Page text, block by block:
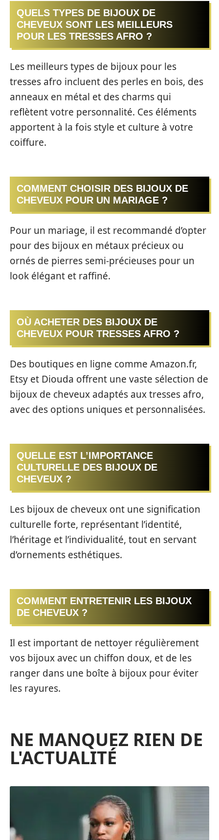
QUELS TYPES DE BIJOUX DE
CHEVEUX SONT LES MEILLEURS
POUR LES TRESSES AFRO ?
Les meilleurs types de bijoux pour les
tresses afro incluent des perles en bois, des
anneaux en métal et des charms qui
reflètent votre personnalité. Ces éléments
apportent à la fois style et culture à votre
coiffure.
COMMENT CHOISIR DES BIJOUX DE
CHEVEUX POUR UN MARIAGE ?
Pour un mariage, il est recommandé d’opter
pour des bijoux en métaux précieux ou
ornés de pierres semi-précieuses pour un
look élégant et raffiné.
OÙ ACHETER DES BIJOUX DE
CHEVEUX POUR TRESSES AFRO ?
Des boutiques en ligne comme Amazon.fr,
Etsy et Diouda offrent une vaste sélection de
bijoux de cheveux adaptés aux tresses afro,
avec des options uniques et personnalisées.
QUELLE EST L’IMPORTANCE
CULTURELLE DES BIJOUX DE
CHEVEUX ?
Les bijoux de cheveux ont une signification
culturelle forte, représentant l’identité,
l’héritage et l’individualité, tout en servant
d’ornements esthétiques.
COMMENT ENTRETENIR LES BIJOUX
DE CHEVEUX ?
Il est important de nettoyer régulièrement
vos bijoux avec un chiffon doux, et de les
ranger dans une boîte à bijoux pour éviter
les rayures.
NE MANQUEZ RIEN DE
L'ACTUALITÉ